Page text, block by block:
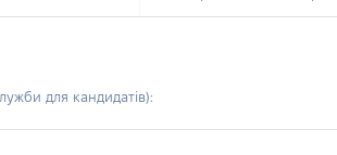
для кандидатів):